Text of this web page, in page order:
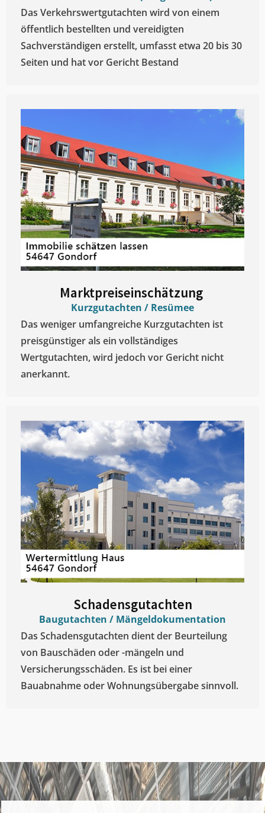
Das Verkehrswertgutachten wird von einem
öffentlich bestellten und vereidigten
Sachverständigen erstellt, umfasst etwa 20 bis 30
Seiten und hat vor Gericht Bestand
Marktpreiseinschätzung ​
Kurzgutachten / Resümee
Das weniger umfangreiche Kurzgutachten ist
preisgünstiger als ein vollständiges
Wertgutachten, wird jedoch vor Gericht nicht
anerkannt.
Schadensgutachten
Baugutachten / Mängeldokumentation
Das Schadensgutachten dient der Beurteilung
von Bauschäden oder -mängeln und
Versicherungsschäden. Es ist bei einer
Bauabnahme oder Wohnungsübergabe sinnvoll.